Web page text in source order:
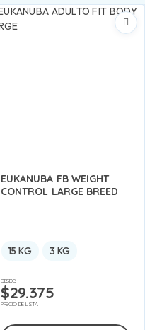
EUKANUBA FB WEIGHT
CONTROL LARGE BREED
15 KG 3 KG
DESDE:
$29.375
PRECIO DE LISTA